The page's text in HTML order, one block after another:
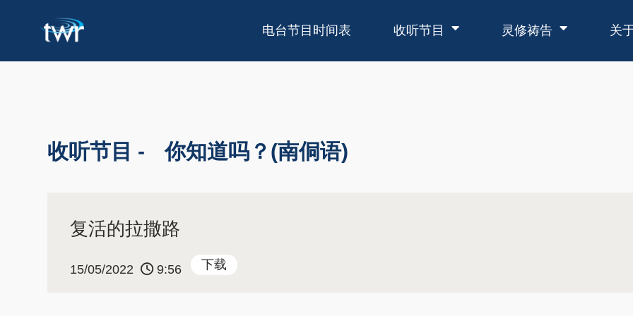
电台节目时间表 收听节目 灵修祷告 关
收听节目 - 你知道吗？(南侗语)
复活的拉撒路
15/05/2022 9:56 下载